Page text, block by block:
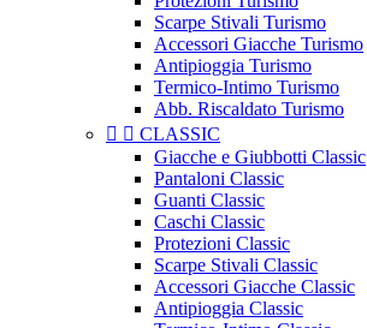
Scarpe Stivali Turismo
Accessori Giacche Turismo
Antipioggia Turismo
Termico-Intimo Turismo
Abb. Riscaldato Turismo
  CLASSIC
Giacche e Giubbotti Classic
Pantaloni Classic
Guanti Classic
Caschi Classic
Protezioni Classic
Scarpe Stivali Classic
Accessori Giacche Classic
Antipioggia Classic